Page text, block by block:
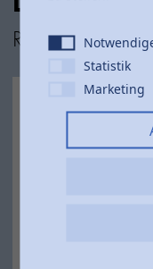
Robust und
Statistik
Marketing